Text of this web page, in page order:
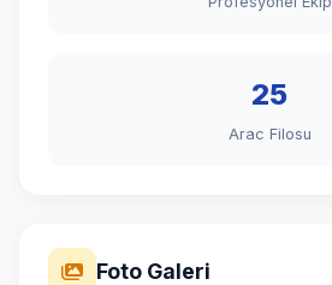
25
Arac Filosu
Foto Galeri